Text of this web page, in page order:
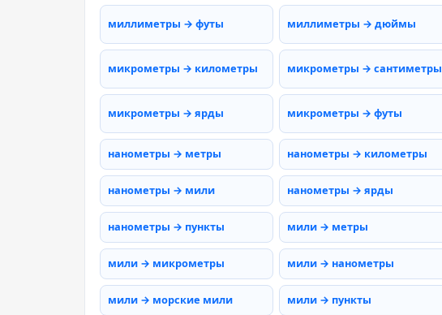
миллиметры → футы миллиметры → дюймы
микрометры → километры микрометры → сантиметры
микрометры → ярды микрометры → футы
нанометры → метры нанометры → километры
нанометры → мили нанометры → ярды
нанометры → пункты мили → метры
мили → микрометры мили → нанометры
мили → морские мили мили → пункты